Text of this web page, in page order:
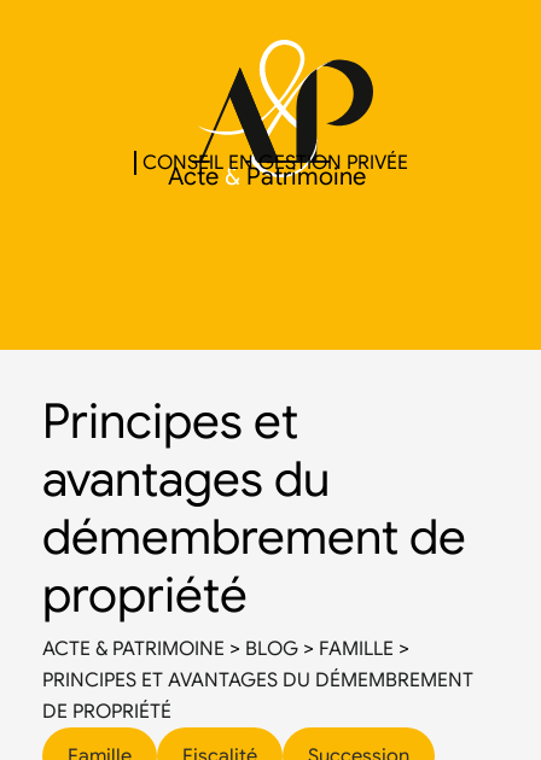
Acte&Patrimoine
CONSEIL EN GESTION PRIVÉE
Principes et
avantages du
démembrement de
propriété
ACTE & PATRIMOINE > BLOG > FAMILLE >
PRINCIPES ET AVANTAGES DU DÉMEMBREMENT
DE PROPRIÉTÉ